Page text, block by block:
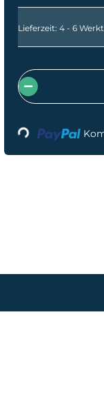
Lieferzeit: 4 - 6
Loading...